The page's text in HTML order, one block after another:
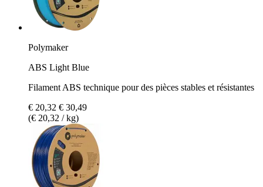
Polymaker
ABS Light Blue
Filament ABS technique pour des pièces stables et résistantes
€ 20,32 € 30,49
(€ 20,32 / kg)